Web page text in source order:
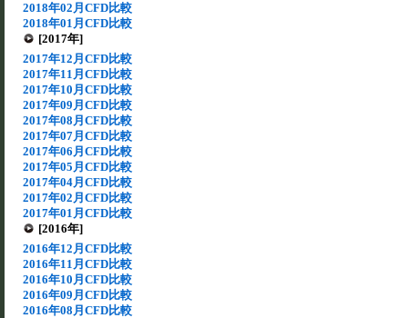
2018年02月CFD比較
2018年01月CFD比較
[2017年]
2017年12月CFD比較
2017年11月CFD比較
2017年10月CFD比較
2017年09月CFD比較
2017年08月CFD比較
2017年07月CFD比較
2017年06月CFD比較
2017年05月CFD比較
2017年04月CFD比較
2017年02月CFD比較
2017年01月CFD比較
[2016年]
2016年12月CFD比較
2016年11月CFD比較
2016年10月CFD比較
2016年09月CFD比較
2016年08月CFD比較